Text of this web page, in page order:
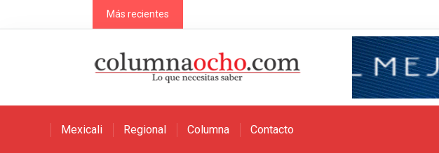
k
Más recientes
Mexicali Regional Columna Contacto